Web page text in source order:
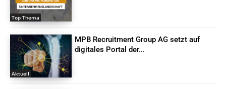
Top Thema
Aktuell
MPB Recruitment Group AG setzt auf
digitales Portal der...